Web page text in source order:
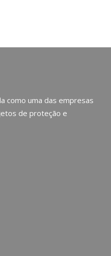
como uma das empresas
de proteção e